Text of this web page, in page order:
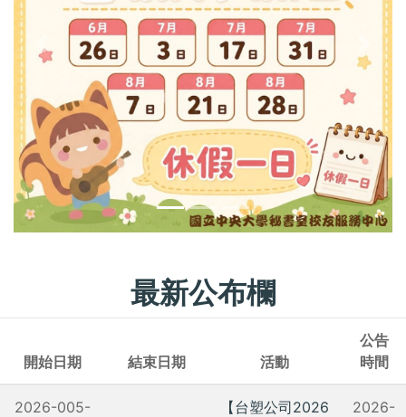
最新公布欄
開始日期 結束日期 活動
公告
時間
2026-005-
【台塑公司2026
2026-